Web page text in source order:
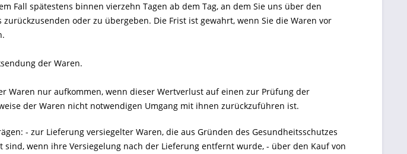
Fall spätestens binnen vierzehn Tagen ab dem Tag, an dem Sie uns über den
oder zu übergeben. Die Frist ist gewahrt, wenn Sie die Waren vor
der Waren.
Waren nur aufkommen, wenn dieser Wertverlust auf einen zur Prüfung der
der Waren nicht notwendigen Umgang mit ihnen zurückzuführen ist.
- zur Lieferung versiegelter Waren, die aus Gründen des Gesundheitsschutzes
sind, wenn ihre Versiegelung nach der Lieferung entfernt wurde, - über den Kauf von